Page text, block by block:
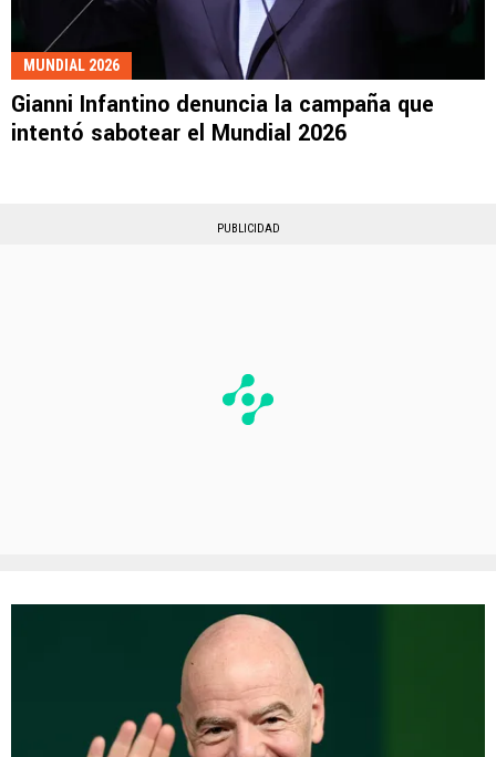
MUNDIAL 2026
Gianni Infantino denuncia la campaña que
intentó sabotear el Mundial 2026
PUBLICIDAD